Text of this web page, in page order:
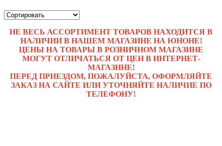
НЕ ВЕСЬ АССОРТИМЕНТ ТОВАРОВ НАХОДИТСЯ В
НАЛИЧИИ В НАШЕМ МАГАЗИНЕ НА ЮНОНЕ!
ЦЕНЫ НА ТОВАРЫ В РОЗНИЧНОМ МАГАЗИНЕ
МОГУТ ОТЛИЧАТЬСЯ ОТ ЦЕН В ИНТЕРНЕТ-
МАГАЗИНЕ!
ПЕРЕД ПРИЕЗДОМ, ПОЖАЛУЙСТА, ОФОРМЛЯЙТЕ
ЗАКАЗ НА САЙТЕ ИЛИ УТОЧНЯЙТЕ НАЛИЧИЕ ПО
ТЕЛЕФОНУ!